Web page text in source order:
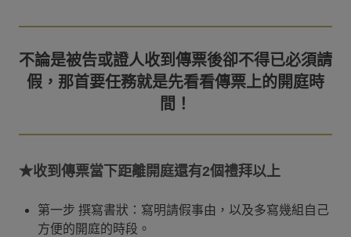
不論是被告或證人收到傳票後卻不得已必須請
假，那首要任務就是先看看傳票上的開庭時
★收到傳票當下距離開庭還有2個禮拜以上
第一步 撰寫書狀：寫明請假事由，以及多寫幾組自己
方便的開庭的時段。